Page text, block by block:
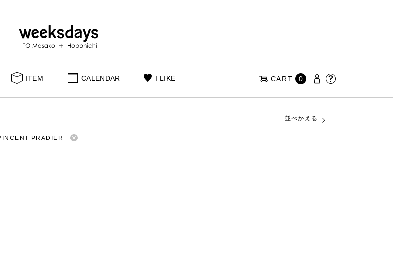
ITEM CALENDAR I LIKE CART 0
並べかえる
PRADIER